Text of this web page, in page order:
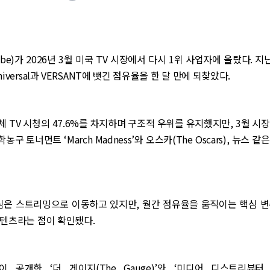
가 2026년 3월 미국 TV 시장에서 다시 1위 사업자에 올랐다. 지
과 VERSANT에 뺏긴 점유율을 한 달 만에 되찾았다.
TV 시청의 47.6%를 차지하며 구조적 우위를 유지했지만, 3월 시
농구 토너먼트 ‘March Madness’와 오스카(The Oscars), 뉴스 같
스트리밍으로 이동하고 있지만, 월간 점유율을 움직이는 핵심
츠라는 점이 확인됐다.